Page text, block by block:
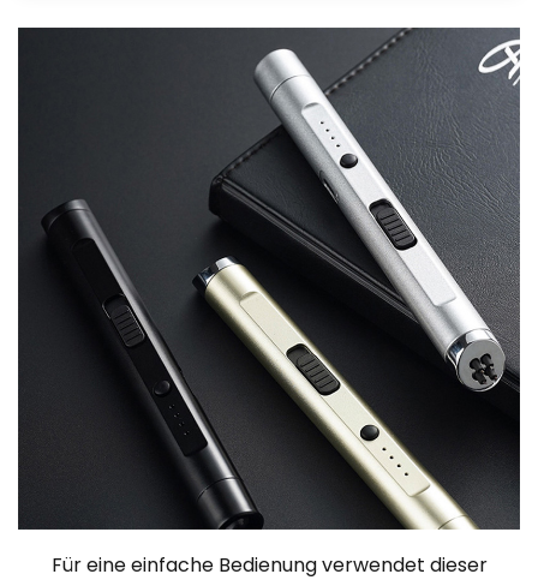
Für eine einfache Bedienung verwendet dieser